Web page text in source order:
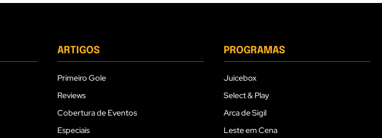
ARTIGOS
Primeiro Gole
Reviews
Cobertura de Eventos
Especiais
PROGRAMAS
Juicebox
Select & Play
Arca de Sigil
Leste em Cena